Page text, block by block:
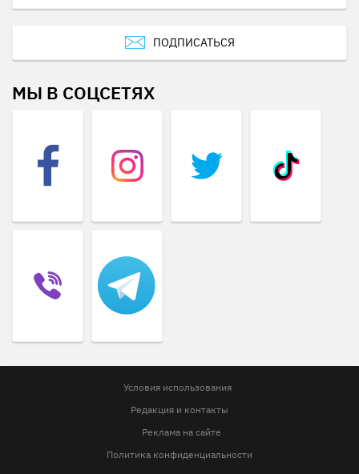
ПОДПИСАТЬСЯ
МЫ В СОЦСЕТЯХ
Условия использования
Редакция и контакты
Реклама на сайте
Политика конфиденциальности